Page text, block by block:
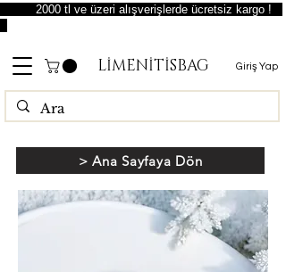
LİMENİTİSBAG Giriş Yap
2000 tl ve üzeri alışverişlerde ücretsiz kargo !
> Ana Sayfaya Dön